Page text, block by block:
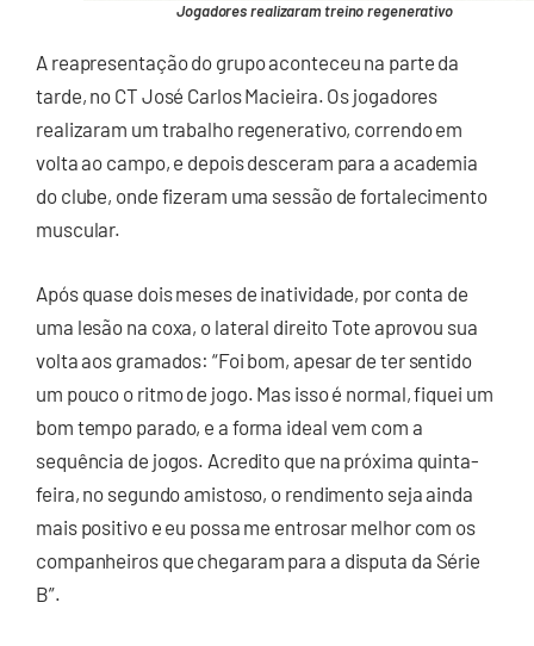
Jogadores realizaram treino regenerativo
A reapresentação do grupo aconteceu na parte da
tarde, no CT José Carlos Macieira. Os jogadores
realizaram um trabalho regenerativo, correndo em
volta ao campo, e depois desceram para a academia
do clube, onde fizeram uma sessão de fortalecimento
muscular.
Após quase dois meses de inatividade, por conta de
uma lesão na coxa, o lateral direito Tote aprovou sua
volta aos gramados: “Foi bom, apesar de ter sentido
um pouco o ritmo de jogo. Mas isso é normal, fiquei um
bom tempo parado, e a forma ideal vem com a
sequência de jogos. Acredito que na próxima quinta-
feira, no segundo amistoso, o rendimento seja ainda
mais positivo e eu possa me entrosar melhor com os
companheiros que chegaram para a disputa da Série
B”.